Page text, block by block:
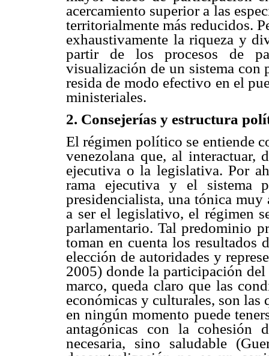
acercamiento superior a las
territorialmente más reducidos.
exhaustivamente la riqueza y
partir de los procesos de
visualización de un sistema con
resida de modo efectivo en el
ministeriales.
2. Consejerías y estructura
El régimen político se entiende
venezolana que, al interactuar,
ejecutiva o la legislativa. Por
rama ejecutiva y el sistema
presidencialista, una tónica
a ser el legislativo, el régimen
parlamentario. Tal predominio
toman en cuenta los resultados
elección de autoridades y
2005) donde la participación
marco, queda claro que las
económicas y culturales, son
en ningún momento puede
antagónicas con la cohesión
necesaria, sino saludable